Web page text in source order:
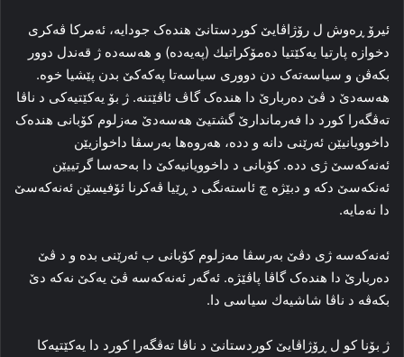
ئیرۆ ڕه‌وش ل رۆژاڤایێ كوردستانێ هنده‌ک جودایه‌، ئەمرکا ڤه‌کری
دخوازه‌ پارتیا یەكێتیا دەمۆكراتیك (پەیەدە) و هەسەدە ژ قه‌ندل دوور
بکه‌ڤن و سیاسه‌ته‌ک دن دووری سیاسەتا پەكەكێ بدن پێشیا خوە.
هەسەدێ د ڤێ ده‌ربارێ دا هنده‌ک گاڤ ئاڤێتنه‌. ژ بۆ یه‌کێتیه‌کی د ناڤا
ته‌ڤگه‌را کورد دا فه‌رماندارێ گشتیێ هەسەدێ مەزلوم کۆبانی هنده‌ک
داخوویانیێن ئه‌رێنی دانە و دده‌، هه‌روه‌ها به‌رسڤا داخوازیێن
ئه‌نەکەسێ ژی دده‌. کۆبانی د داخوویانیه‌کێ دا به‌حەسا گرتییێن
ئه‌نکەسێ دکه‌ و دبێژه‌ چ ئاسته‌نگی د ڕێیا ڤه‌کرنا ئۆفیسێن ئه‌نەکەسێ
دا نه‌مایه‌.
ئه‌نەکەسە ژی دڤێ به‌رسڤا مەزلوم کۆبانی ب ئه‌رێنی بده‌ و د ڤێ
ده‌ربارێ دا هنده‌ک گاڤا پاڤێژه‌. ئه‌گه‌ر ئه‌نەکەسە ڤێ یه‌کێ نه‌کە دێ
بکه‌ڤه‌ د ناڤا شاشیەك سیاسی دا.
ژ بۆنا كو ل ڕۆژاڤایێ کوردستانێ د ناڤا ته‌ڤگه‌را کورد دا یه‌کێتیه‌کا